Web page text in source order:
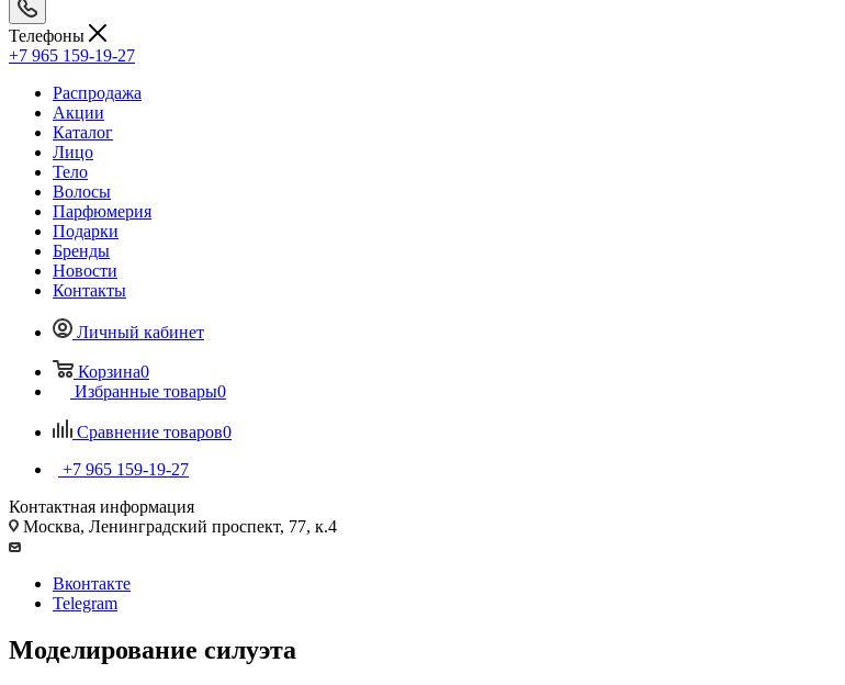
Телефоны
+7 965 159-19-27
Распродажа
Акции
Каталог
Лицо
Тело
Волосы
Парфюмерия
Подарки
Бренды
Новости
Контакты
Личный кабинет
Корзина0
Избранные товары0
Сравнение товаров0
+7 965 159-19-27
Контактная информация
Москва, Ленинградский проспект, 77, к.4
Вконтакте
Telegram
Моделирование силуэта